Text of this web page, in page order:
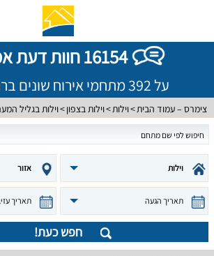
16154 חוות דעת אמיתיות!
על 392 מתחמי אירוח שונים ברחבי הארץ
צימרס – עמוד הבית וילות וילות בצפון וילות בגליל
וילות אזור
תאריך הגעה תאריך
חפש כעת!